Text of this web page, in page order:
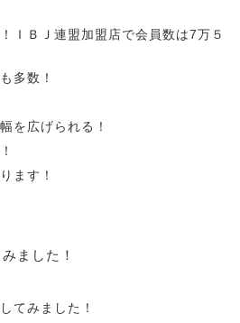
ＩＢＪ連盟加盟店で会員数は7万５
多数！
を広げられる！
ます！
ました！
てみました！